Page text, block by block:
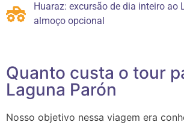
Huaraz: excursão de dia inteiro ao
almoço opcional
Quanto custa o tour
Laguna Parón
Nosso objetivo nessa viagem era